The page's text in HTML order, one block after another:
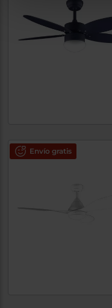
Envío gratis